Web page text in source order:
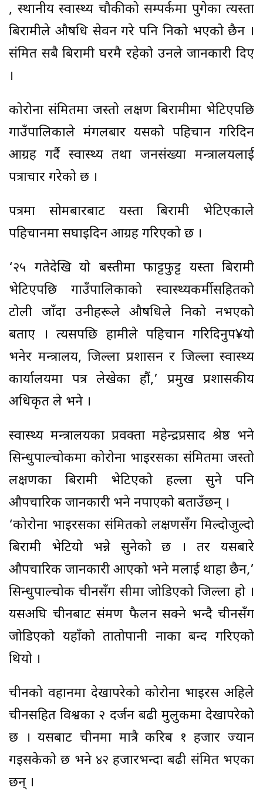
, स्थानीय स्वास्थ्य चौकीको सम्पर्कमा पुगेका त्यस्ता
बिरामीले औषधि सेवन गरे पनि निको भएको छैन ।
संक्रमित सबै बिरामी घरमै रहेको उनले जानकारी दिए
।
कोरोना संक्रमितमा जस्तो लक्षण बिरामीमा भेटिएपछि
गाउँपालिकाले मंगलबार यसको पहिचान गरिदिन
आग्रह गर्दै स्वास्थ्य तथा जनसंख्या मन्त्रालयलाई
पत्राचार गरेको छ ।
पत्रमा सोमबारबाट यस्ता बिरामी भेटिएकाले
पहिचानमा सघाइदिन आग्रह गरिएको छ ।
‘२५ गतेदेखि यो बस्तीमा फाट्टफुट्ट यस्ता बिरामी
भेटिएपछि गाउँपालिकाको स्वास्थ्यकर्मीसहितको
टोली जाँदा उनीहरूले औषधिले निको नभएको
बताए । त्यसपछि हामीले पहिचान गरिदिनुप¥यो
भनेर मन्त्रालय, जिल्ला प्रशासन र जिल्ला स्वास्थ्य
कार्यालयमा पत्र लेखेका हौं,’ प्रमुख प्रशासकीय
अधिकृत ले भने ।
स्वास्थ्य मन्त्रालयका प्रवक्ता महेन्द्रप्रसाद श्रेष्ठ भने
सिन्धुपाल्चोकमा कोरोना भाइरसका संक्रमितमा जस्तो
लक्षणका बिरामी भेटिएको हल्ला सुने पनि
औपचारिक जानकारी भने नपाएको बताउँछन् ।
‘कोरोना भाइरसका संक्रमितको लक्षणसँग मिल्दोजुल्दो
बिरामी भेटियो भन्ने सुनेको छ । तर यसबारे
औपचारिक जानकारी आएको भने मलाई थाहा छैन,’
सिन्धुपाल्चोक चीनसँग सीमा जोडिएको जिल्ला हो ।
यसअघि चीनबाट संक्रमण फैलन सक्ने भन्दै चीनसँग
जोडिएको यहाँको तातोपानी नाका बन्द गरिएको
थियो ।
चीनको वहानमा देखापरेको कोरोना भाइरस अहिले
चीनसहित विश्वका २ दर्जन बढी मुलुकमा देखापरेको
छ । यसबाट चीनमा मात्रै करिब १ हजार ज्यान
गइसकेको छ भने ४२ हजारभन्दा बढी संक्रमित भएका
छन् ।